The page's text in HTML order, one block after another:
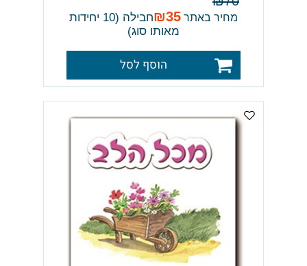
מחיר באתר ₪35
חבילה (10 יחידות
מאותו סוג)
הוסף לסל